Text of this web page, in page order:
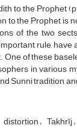
to the Prophet
to the Prophet is
of the two
rule,
One of these
in various
Sunni tradition,
distortion Takhrīj